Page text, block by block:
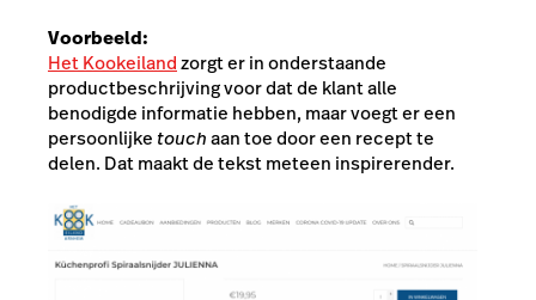
Voorbeeld:
Het Kookeilandzorgt er in onderstaande
productbeschrijving voor dat de klant alle
benodigde informatie hebben, maar voegt er een
persoonlijke touchaan toe door een recept te
delen. Dat maakt de tekst meteen inspirerender.